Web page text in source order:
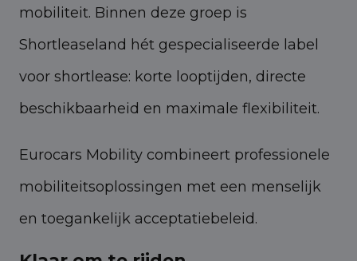
mobiliteit. Binnen deze groep is
Shortleaseland hét gespecialiseerde label
voor shortlease: korte looptijden, directe
beschikbaarheid en maximale flexibiliteit.
Eurocars Mobility combineert professionele
mobiliteitsoplossingen met een menselijk
en toegankelijk acceptatiebeleid.